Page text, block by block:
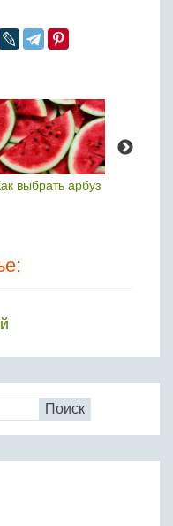
выбрать арбуз
Поиск